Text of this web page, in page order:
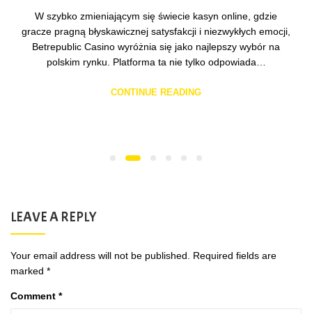
W szybko zmieniającym się świecie kasyn online, gdzie
gracze pragną błyskawicznej satysfakcji i niezwykłych emocji,
Betrepublic Casino wyróżnia się jako najlepszy wybór na
polskim rynku. Platforma ta nie tylko odpowiada…
CONTINUE READING
LEAVE A REPLY
Your email address will not be published. Required fields are
marked *
Comment *